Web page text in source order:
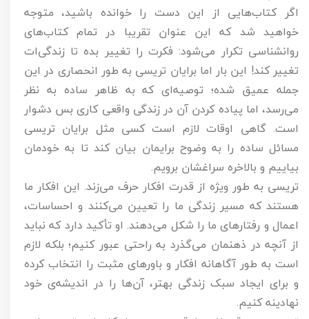
اگر کتاب‌هایی از این دست را خوانده باشید، متوجه
خواهید شد که این عنوان تقریبا در تمام کتاب‌های
روانشناسی تکرار می‌شود: فکرت را تغییر بده تا زندگی‌ات
تغییر کند! این بار اما برایان تریسی به طور انحصاری در این
جمله عمیق شده؛ توصیه‌ای که به ظاهر ساده به نظر
می‌رسد، اما پیاده کردن آن در زندگی واقعی کاری بس دشوار
است. گاهی اوقات لازم است کسی مثل برایان تریسی
مسائل ساده را به وضوح برایمان بیان کند تا به خودمان
بیاییم و بالاخره سراغشان برویم.
تریسی به طور ویژه از قدرت افکار حرف می‌زند. این افکار ما
هستند که مسیر زندگی ما را تعیین می‌کنند و احساسات،
اعمال و رفتارهای ما را شکل می‌دهند. او تأکید دارد که نباید
از آنچه در ذهنمان می‌گذرد به راحتی عبور کنیم؛ بلکه لازم
است به طور آگاهانه افکار و باورهای مثبت را انتخاب کرده
و برای ایجاد سبک زندگی بهتر، آن‌ها را در اندیشه‌ی خود
نهادینه کنیم.